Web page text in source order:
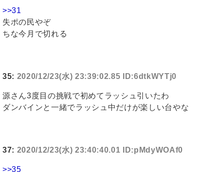
>>31
失ポの民やぞ
ちな今月で切れる
35: 2020/12/23(水) 23:39:02.85 ID:6dtkWYTj0
源さん3度目の挑戦で初めてラッシュ引いたわ
ダンバインと一緒でラッシュ中だけが楽しい台やな
37: 2020/12/23(水) 23:40:40.01 ID:pMdyWOAf0
>>35